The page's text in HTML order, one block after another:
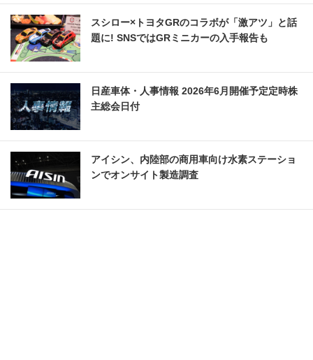
スシロー×トヨタGRのコラボが「激アツ」と話
題に! SNSではGRミニカーの入手報告も
日産車体・人事情報 2026年6月開催予定定時株
主総会日付
アイシン、内陸部の商用車向け水素ステーショ
ンでオンサイト製造調査